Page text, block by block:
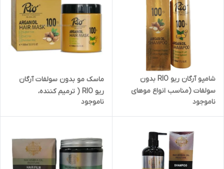
شامپو آرگان ریو RIO بدون
سولفات (مناسب انواع موهای
کراتین
ناموجود
ماسک مو بدون سولفات آرگان
ریو RIO ( ترمیم کننده،
ناموجود